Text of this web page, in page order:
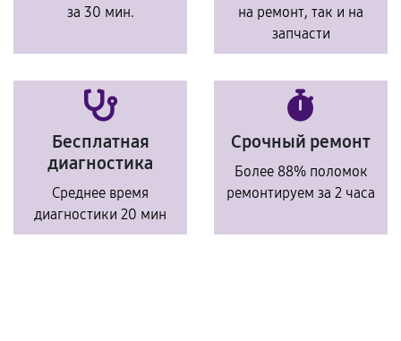
за 30 мин.
на ремонт, так и на
запчасти
Бесплатная
диагностика
Среднее время
диагностики 20 мин
Срочный ремонт
Более 88% поломок
ремонтируем за 2 часа